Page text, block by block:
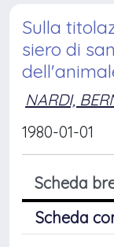
Sulla
siero di
NARDI,
1980-01-01
Scheda
Scheda